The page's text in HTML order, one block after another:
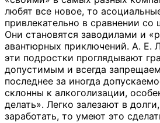
любят все новое, то
привлекательно в сравнении со
Они становятся заводилами и
авантюрных приключений. А. Е.
эти подростки проглядывают
допустимым и всегда
последнее за иногда
склонны к алкоголизации,
делать». Легко залезают в
заработать, то умеют это